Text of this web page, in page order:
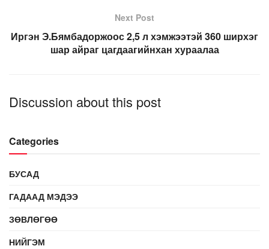
Next Post
Иргэн Э.Бямбадоржоос 2,5 л хэмжээтэй 360 ширхэг
шар айраг цагдаагийнхан хураалаа
Discussion about this post
Categories
БУСАД
ГАДААД МЭДЭЭ
ЗӨВЛӨГӨӨ
НИЙГЭМ